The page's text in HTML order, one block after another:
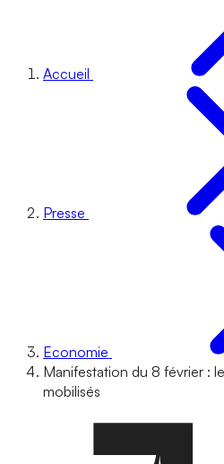
Accueil
Presse
Economie
Manifestation du 8 février :
mobilisés